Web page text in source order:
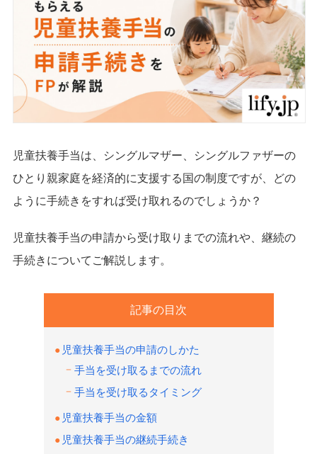
児童扶養手当は、シングルマザー、シングルファザーの
ひとり親家庭を経済的に支援する国の制度ですが、どの
ように手続きをすれば受け取れるのでしょうか？
児童扶養手当の申請から受け取りまでの流れや、継続の
手続きについてご解説します。
記事の目次
児童扶養手当の申請のしかた
手当を受け取るまでの流れ
手当を受け取るタイミング
児童扶養手当の金額
児童扶養手当の継続手続き